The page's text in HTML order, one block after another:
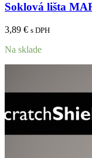
Soklová lišta
3,89 € s DPH
Na sklade